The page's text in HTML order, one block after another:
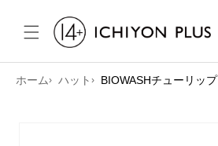
コンテンツ
に進む
ホーム ハット BIOWASHチューリップ